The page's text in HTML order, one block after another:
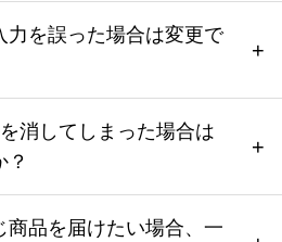
力を誤った場合は変更で
消してしまった場合は
？
商品を届けたい場合、一